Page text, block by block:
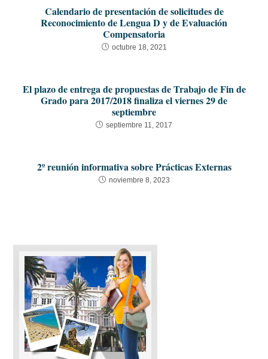
Calendario de presentación de solicitudes de
Reconocimiento de Lengua D y de Evaluación
Compensatoria
octubre 18, 2021
El plazo de entrega de propuestas de Trabajo de Fin de
Grado para 2017/2018 finaliza el viernes 29 de
septiembre
septiembre 11, 2017
2º reunión informativa sobre Prácticas Externas
noviembre 8, 2023